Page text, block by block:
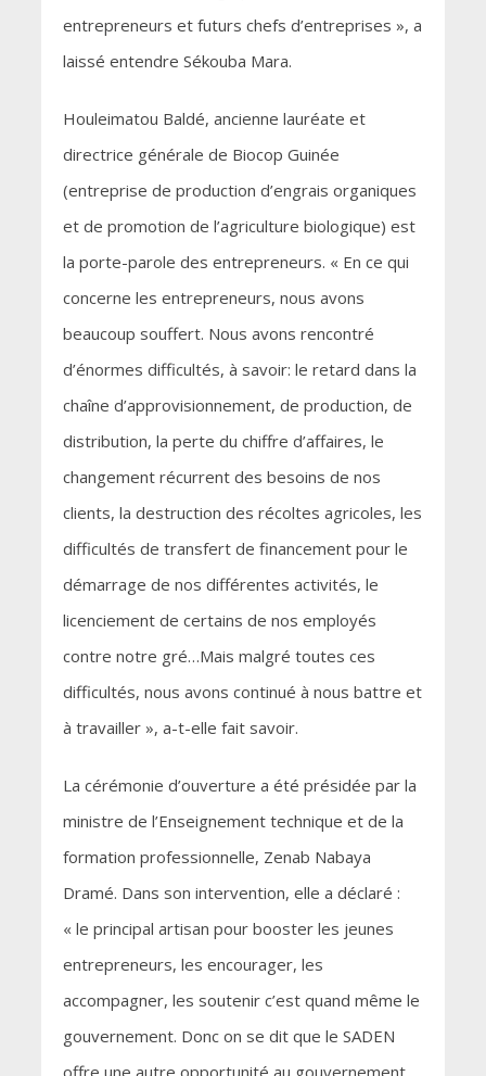
entrepreneurs et futurs chefs d’entreprises », a
laissé entendre Sékouba Mara.
Houleimatou Baldé, ancienne lauréate et
directrice générale de Biocop Guinée
(entreprise de production d’engrais organiques
et de promotion de l’agriculture biologique) est
la porte-parole des entrepreneurs. « En ce qui
concerne les entrepreneurs, nous avons
beaucoup souffert. Nous avons rencontré
d’énormes difficultés, à savoir: le retard dans la
chaîne d’approvisionnement, de production, de
distribution, la perte du chiffre d’affaires, le
changement récurrent des besoins de nos
clients, la destruction des récoltes agricoles, les
difficultés de transfert de financement pour le
démarrage de nos différentes activités, le
licenciement de certains de nos employés
contre notre gré…Mais malgré toutes ces
difficultés, nous avons continué à nous battre et
à travailler », a-t-elle fait savoir.
La cérémonie d’ouverture a été présidée par la
ministre de l’Enseignement technique et de la
formation professionnelle, Zenab Nabaya
Dramé. Dans son intervention, elle a déclaré :
« le principal artisan pour booster les jeunes
entrepreneurs, les encourager, les
accompagner, les soutenir c’est quand même le
gouvernement. Donc on se dit que le SADEN